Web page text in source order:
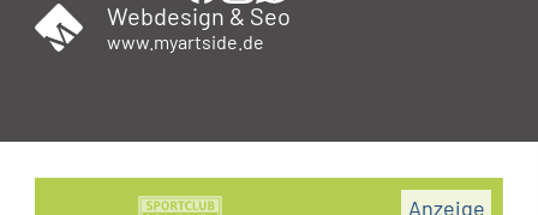
Webdesign & Seo
www.myartside.de